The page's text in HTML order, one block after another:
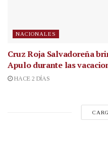
NACIONALES
Cruz Roja Salvadoreña
Apulo durante las
HACE 2 DÍAS